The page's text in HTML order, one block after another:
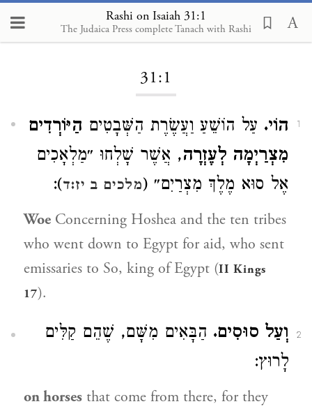
Rashi on Isaiah 31:1
The Judaica Press complete Tanach with Rashi
Loading...
31:1
1 הוֹי. עַל הוֹשֵׁעַ וַעֲשֶׂרֶת הַשְּׁבָטִים הַיּוֹרְדִים
מִצְרַיְמָה לְעֶזְרָה, אֲשֶׁר שָׁלְחוּ ״מַלְאָכִים
אֶל סוּא מֶלֶךְ מִצְרַיִם״ (מלכים ב יז:ד):
Woe Concerning Hoshea and the ten tribes
who went down to Egypt for aid, who sent
emissaries to So, king of Egypt (II Kings
17).
2 וְעַל סוּסִים. הַבָּאִים מִשָּׁם, שֶׁהֵם קַלִּים
לָרוּץ:
on horses that come from there, for they